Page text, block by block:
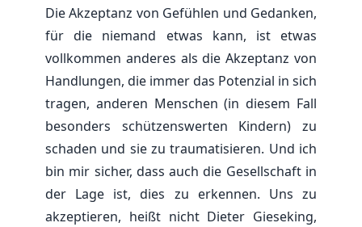
Die Akzeptanz von Gefühlen und Gedanken,
für die niemand etwas kann, ist etwas
vollkommen anderes als die Akzeptanz von
Handlungen, die immer das Potenzial in sich
tragen, anderen Menschen (in diesem Fall
besonders schützenswerten Kindern) zu
schaden und sie zu traumatisieren. Und ich
bin mir sicher, dass auch die Gesellschaft in
der Lage ist, dies zu erkennen. Uns zu
akzeptieren, heißt nicht Dieter Gieseking,